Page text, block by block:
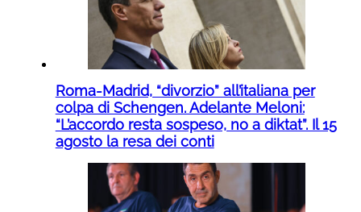
Roma-Madrid, “divorzio” all’italiana per
colpa di Schengen. Adelante Meloni:
“L’accordo resta sospeso, no a diktat”. Il 15
agosto la resa dei conti